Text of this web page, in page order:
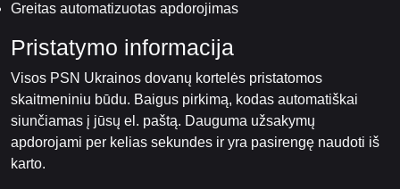
Greitas automatizuotas apdorojimas
Pristatymo informacija
Visos PSN Ukrainos dovanų kortelės pristatomos
skaitmeniniu būdu. Baigus pirkimą, kodas automatiškai
siunčiamas į jūsų el. paštą. Dauguma užsakymų
apdorojami per kelias sekundes ir yra pasirengę naudoti iš
karto.